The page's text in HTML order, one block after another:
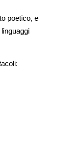
poetico, e